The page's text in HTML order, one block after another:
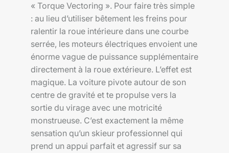
« Torque Vectoring ». Pour faire très simple
: au lieu d’utiliser bêtement les freins pour
ralentir la roue intérieure dans une courbe
serrée, les moteurs électriques envoient une
énorme vague de puissance supplémentaire
directement à la roue extérieure. L’effet est
magique. La voiture pivote autour de son
centre de gravité et te propulse vers la
sortie du virage avec une motricité
monstrueuse. C’est exactement la même
sensation qu’un skieur professionnel qui
prend un appui parfait et agressif sur sa